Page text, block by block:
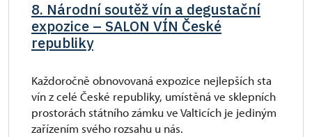
8. Národní soutěž vín a degustační
expozice – SALON VÍN České
republiky
Každoročně obnovovaná expozice nejlepších sta
vín z celé České republiky, umístěná ve sklepních
prostorách státního zámku ve Valticích je jediným
zařízením svého rozsahu u nás.